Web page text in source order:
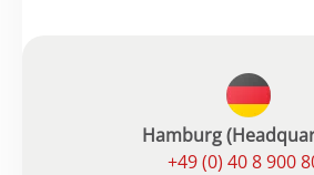
Hamburg
+49 (0) 40 8 900